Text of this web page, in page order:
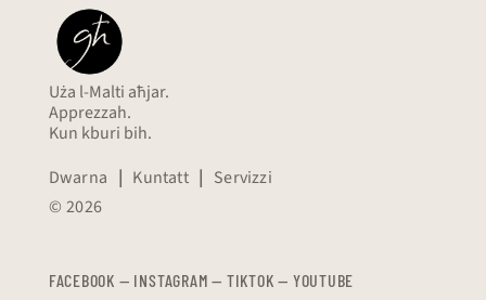
Uża l-Malti aħjar.
Apprezzah.
Kun kburi bih.
Dwarna | Kuntatt | Servizzi
© 2026
FACEBOOK — INSTAGRAM — TIKTOK — YOUTUBE